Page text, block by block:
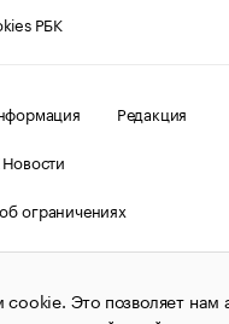
РБК
Редакция
ограничениях
О соблюдении
Это позволяет нам